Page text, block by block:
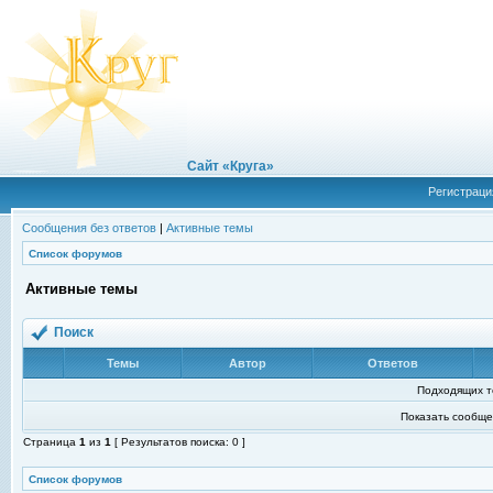
Сайт «Круга»
Сообщения без ответов | Активные темы
Список форумов
Активные темы
Поиск
Темы Автор Ответов
Подходящих
Показать
Страница 1 из 1 [ Результатов поиска: 0 ]
Список форумов